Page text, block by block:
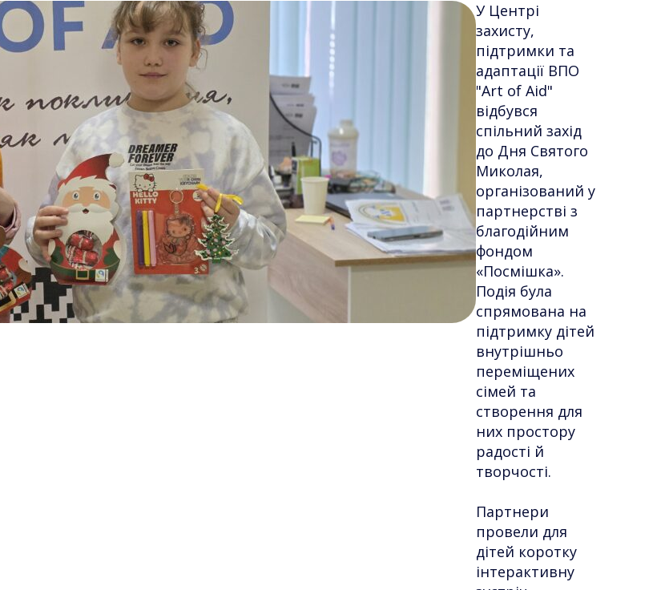
У Центрі
захисту,
підтримки та
адаптації ВПО
"Art of Aid"
відбувся
спільний захід
до Дня Святого
Миколая,
організований у
партнерстві з
благодійним
фондом
«Посмішка».
Подія була
спрямована на
підтримку дітей
внутрішньо
переміщених
сімей та
створення для
них простору
радості й
творчості.
Партнери
провели для
дітей коротку
інтерактивну